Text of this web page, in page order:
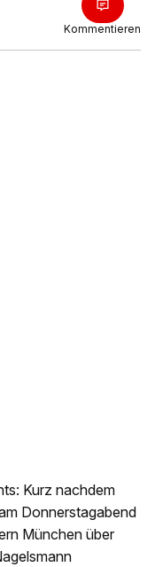
Kommentieren
Kurz nachdem
Donnerstagabend
München über